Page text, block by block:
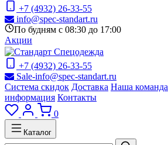
+7 (4932) 26-33-55
info@spec-standart.ru
По будням с 08:30 до 17:00
Акции
+7 (4932) 26-33-55
Sale-info@spec-standart.ru
Система скидок Доставка Наша команда
информация Контакты
0
Каталог